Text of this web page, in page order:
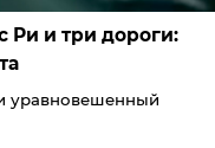
Ри и три дороги:
уравновешенный